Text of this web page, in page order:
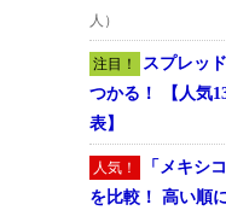
人）
注目！
スプレッ
つかる！ 【人気
表】
人気！
「メキシ
を比較！ 高い順